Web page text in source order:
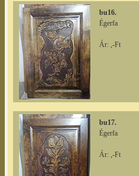
bu16.
Égerfa
Ár: ,-Ft
bu17.
Égerfa
Ár: ,-Ft